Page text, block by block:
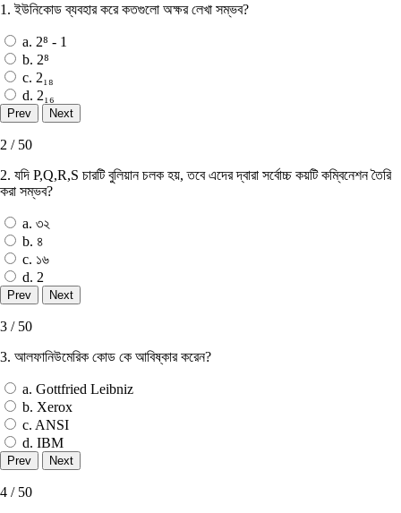
1. ইউনিকোড ব্যবহার করে কতগুলাে অক্ষর লেখা সম্ভব?
a. 2⁸ - 1
b. 2⁸
c. 2₁₈
d. 2₁₆
2 / 50
2. যদি P,Q,R,S চারটি বুলিয়ান চলক হয়, তবে এদের দ্বারা সর্বোচ্চ কয়টি কম্বিনেশন তৈরি
করা সম্ভব?
a. ৩২
b. ৪
c. ১৬
d. 2
3 / 50
3. আলফানিউমেরিক কোড কে আবিষ্কার করেন?
a. Gottfried Leibniz
b. Xerox
c. ANSI
d. IBM
4 / 50